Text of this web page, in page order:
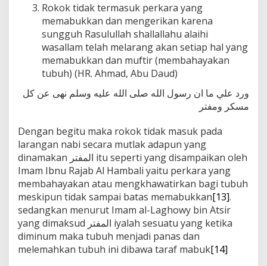
Rokok tidak termasuk perkara yang
memabukkan dan mengerikan karena
sungguh Rasulullah shallallahu alaihi
wasallam telah melarang akan setiap hal yang
memabukkan dan muftir (membahayakan
tubuh) (HR. Ahmad, Abu Daud)
ورد علي ما ان رسول الله صلى الله عليه وسلم نهى عن كل
مسكر ومفتر
Dengan begitu maka rokok tidak masuk pada
larangan nabi secara mutlak adapun yang
dinamakan المفتر itu seperti yang disampaikan oleh
Imam Ibnu Rajab Al Hambali yaitu perkara yang
membahayakan atau mengkhawatirkan bagi tubuh
meskipun tidak sampai batas memabukkan[13].
sedangkan menurut Imam al-Laghowy bin Atsir
yang dimaksud المفتر iyalah sesuatu yang ketika
diminum maka tubuh menjadi panas dan
melemahkan tubuh ini dibawa taraf mabuk[14]